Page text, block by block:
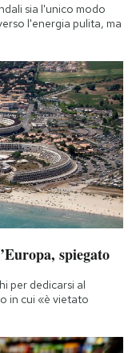
sia l'unico modo
l'energia pulita, ma
spiegato
per dedicarsi al
in cui «è vietato